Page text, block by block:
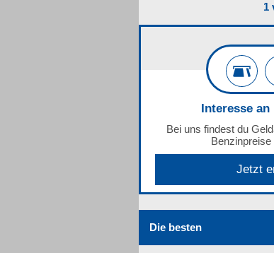
1
Interesse
Bei uns findest du
Jetzt
Die besten